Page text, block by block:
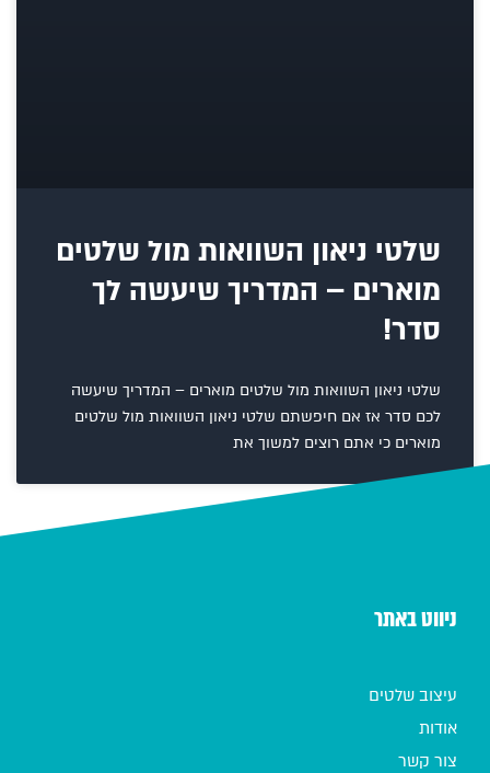
שלטי ניאון השוואות מול שלטים
מוארים – המדריך שיעשה לך
סדר!
שלטי ניאון השוואות מול שלטים מוארים – המדריך שיעשה
לכם סדר אז אם חיפשתם שלטי ניאון השוואות מול שלטים
מוארים כי אתם רוצים למשוך את
ניווט באתר
עיצוב שלטים
אודות
צור קשר